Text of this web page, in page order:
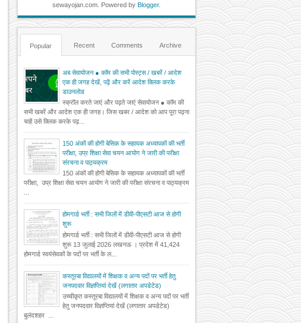
sewayojan.com. Powered by Blogger.
Popular Recent Comments Archive
अब सेवायोजन ● कॉम की सभी पोस्ट्स / खबरें / आदेश
एक ही जगह देखें, पढ़ें और करें आदेश क्लिक करके
डाउनलोड
स्क्रॉल करते जाएं और पढ़ते जाएं सेवायोजन ● कॉम की
सभी खबरें और आदेश एक ही जगह। जिस खबर / आदेश को आप पूरा पढ़ना
चाहें उसे क्लिक करके पढ़...
150 अंकों की होगी बेसिक के सहायक अध्यापकों की भर्ती
परीक्षा, उप्र शिक्षा सेवा चयन आयोग ने जारी की परीक्षा
संरचना व पाठ्यक्रम
150 अंकों की होगी बेसिक के सहायक अध्यापकों की भर्ती
परीक्षा, उप्र शिक्षा सेवा चयन आयोग ने जारी की परीक्षा संरचना व पाठ्यक्रम
होमगार्ड भर्ती : सभी जिलों में डीवी-पीएसटी आज से होगी
शुरू
होमगार्ड भर्ती : सभी जिलों में डीवी-पीएसटी आज से होगी
शुरू 13 जुलाई 2026 लखनऊ । प्रदेश में 41,424
होमगार्ड स्वयंसेवकों के पदों पर भर्ती के ल...
कस्तूरबा विद्यालयों में शिक्षक व अन्य पदों पर भर्ती हेतु
जनपदवार विज्ञप्तियां देखें (लगातार अपडेटेड)
उच्चीकृत कस्तूरबा विद्यालयों में शिक्षक व अन्य पदों पर भर्ती
हेतु जनपदवार विज्ञप्तियां देखें (लगातार अपडेटेड)
बुलंदशहर ...